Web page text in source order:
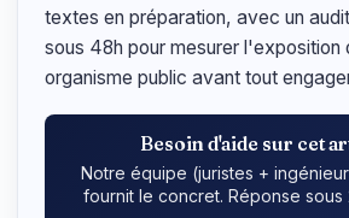
textes en préparation, avec un
sous 48h pour mesurer l'exposition
organisme public avant tout
Besoin d'aide sur cet
Notre équipe (juristes +
fournit le concret. Réponse sous